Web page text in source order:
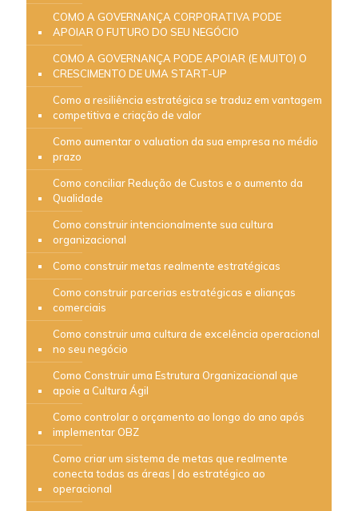
COMO A GOVERNANÇA CORPORATIVA PODE
APOIAR O FUTURO DO SEU NEGÓCIO
COMO A GOVERNANÇA PODE APOIAR (E MUITO) O
CRESCIMENTO DE UMA START-UP
Como a resiliência estratégica se traduz em vantagem
competitiva e criação de valor
Como aumentar o valuation da sua empresa no médio
prazo
Como conciliar Redução de Custos e o aumento da
Qualidade
Como construir intencionalmente sua cultura
organizacional
Como construir metas realmente estratégicas
Como construir parcerias estratégicas e alianças
comerciais
Como construir uma cultura de excelência operacional
no seu negócio
Como Construir uma Estrutura Organizacional que
apoie a Cultura Ágil
Como controlar o orçamento ao longo do ano após
implementar OBZ
Como criar um sistema de metas que realmente
conecta todas as áreas | do estratégico ao
operacional